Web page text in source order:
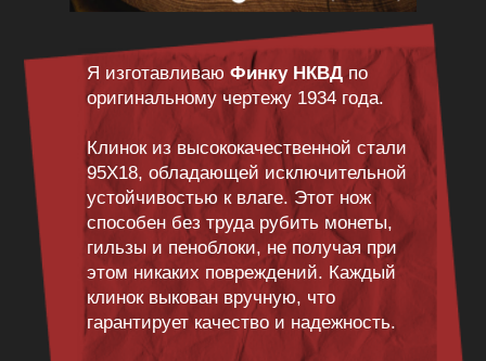
Я изготавливаю Финку НКВДпо
оригинальному чертежу 1934 года.
Клинок из высококачественной стали
95Х18, обладающей исключительной
устойчивостью к влаге. Этот нож
способен без труда рубить монеты,
гильзы и пеноблоки, не получая при
этом никаких повреждений. Каждый
клинок выкован вручную, что
гарантирует качество и надежность.